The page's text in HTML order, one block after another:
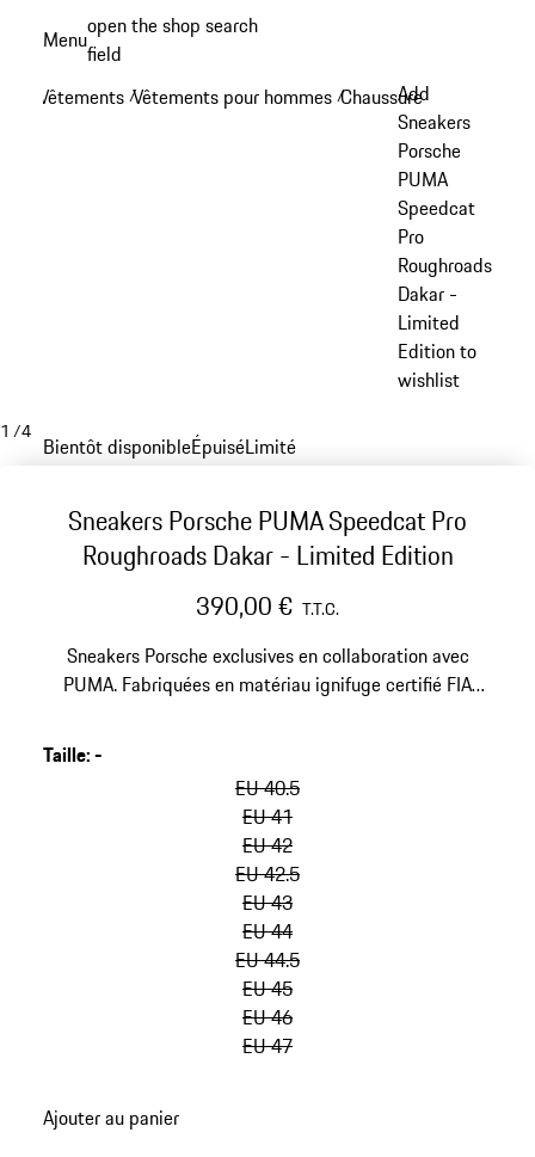
principal
Menuopen the shop search
field
Vêtements /Vêtements pour hommes /Chaussures
Add
Sneakers
Porsche
PUMA
Speedcat
Pro
Roughroads
Dakar -
Limited
Edition to
wishlist
1 /4
Bientôt disponibleÉpuiséLimité
Sneakers Porsche PUMA Speedcat Pro
Roughroads Dakar - Limited Edition
390,00 € T.T.C.
Sneakers Porsche exclusives en collaboration avec
PUMA. Fabriquées en matériau ignifuge certifié FIA
Taille:-
EU 40.5
EU 41
EU 42
EU 42.5
EU 43
EU 44
EU 44.5
EU 45
EU 46
EU 47
aux
Ajouter au panier